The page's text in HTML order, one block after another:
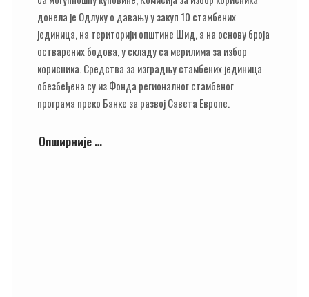
донела је Одлуку о давању у закуп 10 стамбених
јединица, на територији општине Шид, а на основу броја
остварених бодова, у складу са мерилима за избор
корисника. Средства за изградњу стамбених јединица
обезбеђена су из Фонда регионалног стамбеног
програма преко Банке за развој Савета Европе.
Опширније …